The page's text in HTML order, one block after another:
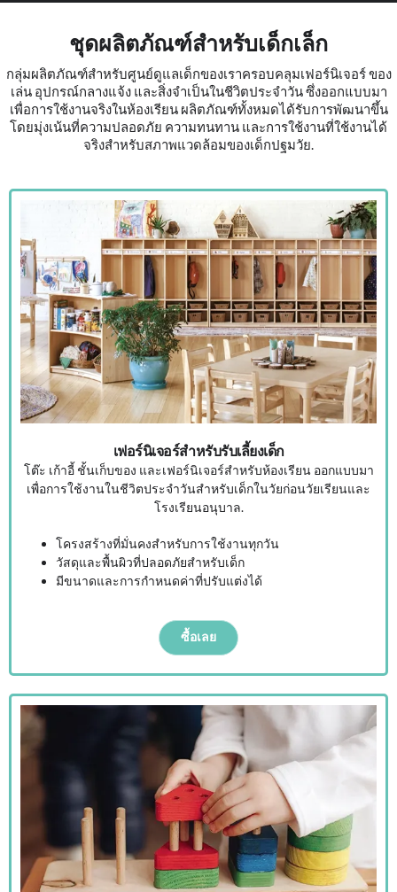
ชุดผลิตภัณฑ์สำหรับเด็กเล็ก
กลุ่มผลิตภัณฑ์สำหรับศูนย์ดูแลเด็กของเราครอบคลุมเฟอร์นิเจอร์ ของ
เล่น อุปกรณ์กลางแจ้ง และสิ่งจำเป็นในชีวิตประจำวัน ซึ่งออกแบบมา
เพื่อการใช้งานจริงในห้องเรียน ผลิตภัณฑ์ทั้งหมดได้รับการพัฒนาขึ้น
โดยมุ่งเน้นที่ความปลอดภัย ความทนทาน และการใช้งานที่ใช้งานได้
จริงสำหรับสภาพแวดล้อมของเด็กปฐมวัย.
เฟอร์นิเจอร์สำหรับรับเลี้ยงเด็ก
โต๊ะ เก้าอี้ ชั้นเก็บของ และเฟอร์นิเจอร์สำหรับห้องเรียน ออกแบบมา
เพื่อการใช้งานในชีวิตประจำวันสำหรับเด็กในวัยก่อนวัยเรียนและ
โรงเรียนอนุบาล.
โครงสร้างที่มั่นคงสำหรับการใช้งานทุกวัน
วัสดุและพื้นผิวที่ปลอดภัยสำหรับเด็ก
มีขนาดและการกำหนดค่าที่ปรับแต่งได้
ซื้อเลย